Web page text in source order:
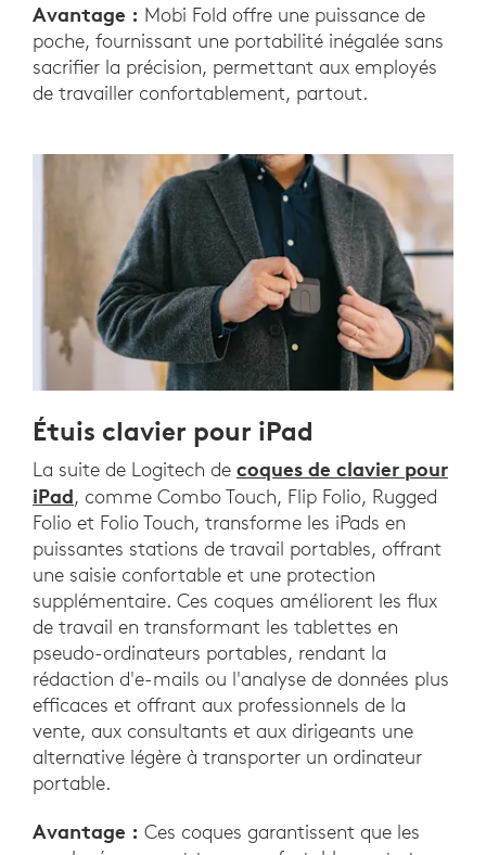
Avantage : Mobi Fold offre une puissance de
poche, fournissant une portabilité inégalée sans
sacrifier la précision, permettant aux employés
de travailler confortablement, partout.
Étuis clavier pour iPad
La suite de Logitech de coques de clavier pour
iPad, comme Combo Touch, Flip Folio, Rugged
Folio et Folio Touch, transforme les iPads en
puissantes stations de travail portables, offrant
une saisie confortable et une protection
supplémentaire. Ces coques améliorent les flux
de travail en transformant les tablettes en
pseudo-ordinateurs portables, rendant la
rédaction d'e-mails ou l'analyse de données plus
efficaces et offrant aux professionnels de la
vente, aux consultants et aux dirigeants une
alternative légère à transporter un ordinateur
portable.
Avantage : Ces coques garantissent que les